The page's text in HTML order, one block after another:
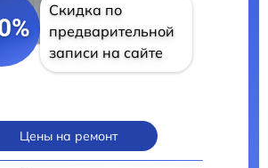
Скидка по
предварительной
записи на сайте
Цены на ремонт